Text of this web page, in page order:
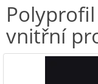
vnitřní